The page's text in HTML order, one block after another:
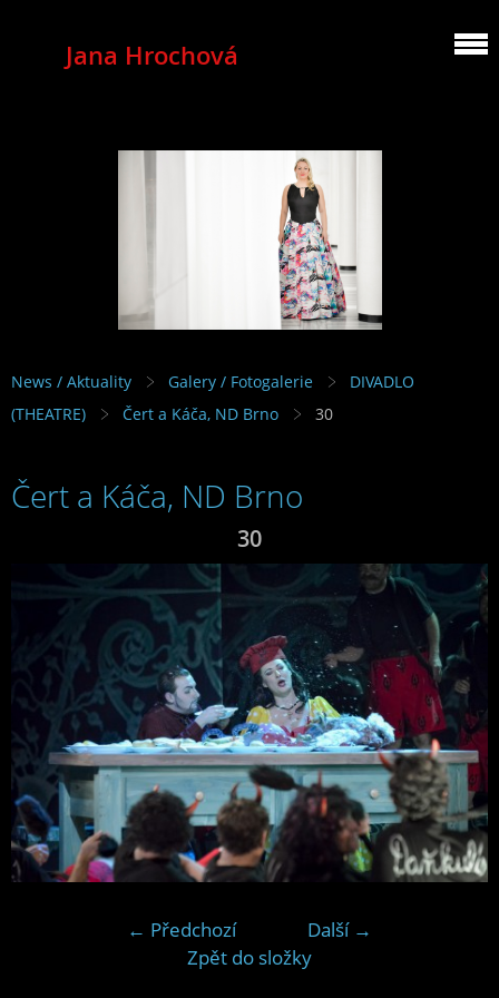
Jana Hrochová
MEZZOSOPRANO
News / Aktuality Galery / Fotogalerie
DIVADLO
(THEATRE)
Čert a Káča, ND Brno 30
Čert a Káča, ND Brno
30
← Předchozí
Další →
Zpět do složky